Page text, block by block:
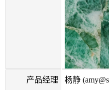
产品经理 杨静